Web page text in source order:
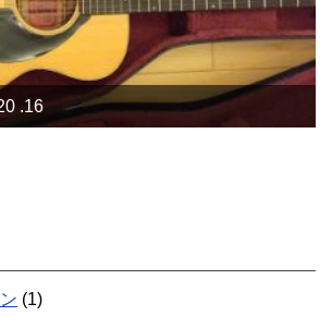
.16
(1)